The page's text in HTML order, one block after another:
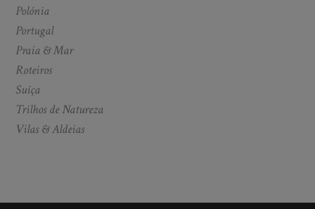
Polónia
Portugal
Praia & Mar
Roteiros
Suíça
Trilhos de Natureza
Vilas & Aldeias